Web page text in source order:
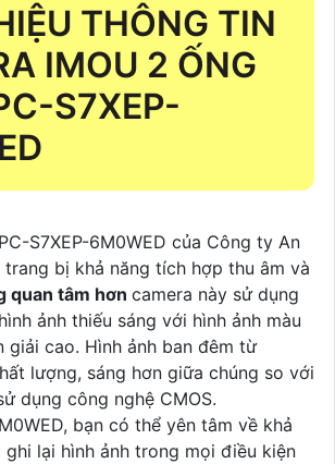
THÔNG TIN
IMOU 2 ỐNG
S7XEP-
S7XEP-6M0WED của Công ty An
trang bị khả năng tích hợp thu âm và
quan tâm hơn camera này sử dụng
ảnh thiếu sáng với hình ảnh màu
giải cao. Hình ảnh ban đêm từ
lượng, sáng hơn giữa chúng so với
dụng công nghệ CMOS.
bạn có thể yên tâm về khả
ghi lại hình ảnh trong mọi điều kiện